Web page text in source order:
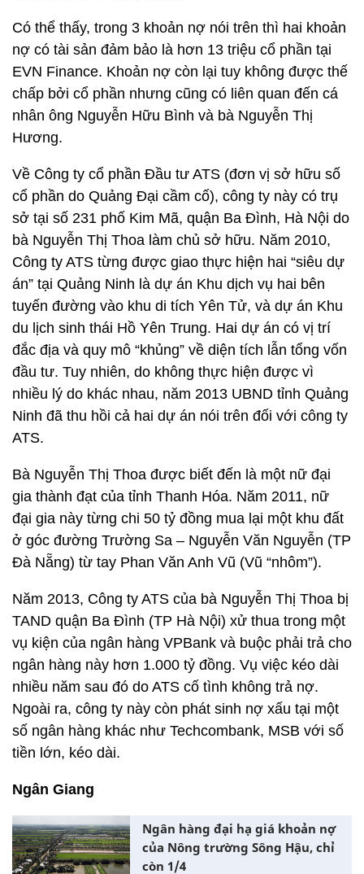
Có thể thấy, trong 3 khoản nợ nói trên thì hai khoản
nợ có tài sản đảm bảo là hơn 13 triệu cổ phần tại
EVN Finance. Khoản nợ còn lại tuy không được thế
chấp bởi cổ phần nhưng cũng có liên quan đến cá
nhân ông Nguyễn Hữu Bình và bà Nguyễn Thị
Hương.
Về Công ty cổ phần Đầu tư ATS (đơn vị sở hữu số
cổ phần do Quảng Đại cầm cố), công ty này có trụ
sở tại số 231 phố Kim Mã, quận Ba Đình, Hà Nội do
bà Nguyễn Thị Thoa làm chủ sở hữu. Năm 2010,
Công ty ATS từng được giao thực hiện hai “siêu dự
án” tại Quảng Ninh là dự án Khu dịch vụ hai bên
tuyến đường vào khu di tích Yên Tử, và dự án Khu
du lịch sinh thái Hồ Yên Trung. Hai dự án có vị trí
đắc địa và quy mô “khủng” về diện tích lẫn tổng vốn
đầu tư. Tuy nhiên, do không thực hiện được vì
nhiều lý do khác nhau, năm 2013 UBND tỉnh Quảng
Ninh đã thu hồi cả hai dự án nói trên đối với công ty
ATS.
Bà Nguyễn Thị Thoa được biết đến là một nữ đại
gia thành đạt của tỉnh Thanh Hóa. Năm 2011, nữ
đại gia này từng chi 50 tỷ đồng mua lại một khu đất
ở góc đường Trường Sa – Nguyễn Văn Nguyễn (TP
Đà Nẵng) từ tay Phan Văn Anh Vũ (Vũ “nhôm”).
Năm 2013, Công ty ATS của bà Nguyễn Thị Thoa bị
TAND quận Ba Đình (TP Hà Nội) xử thua trong một
vụ kiện của ngân hàng VPBank và buộc phải trả cho
ngân hàng này hơn 1.000 tỷ đồng. Vụ việc kéo dài
nhiều năm sau đó do ATS cố tình không trả nợ.
Ngoài ra, công ty này còn phát sinh nợ xấu tại một
số ngân hàng khác như Techcombank, MSB với số
tiền lớn, kéo dài.
Ngân Giang
Ngân hàng đại hạ giá khoản nợ
của Nông trường Sông Hậu, chỉ
còn 1/4